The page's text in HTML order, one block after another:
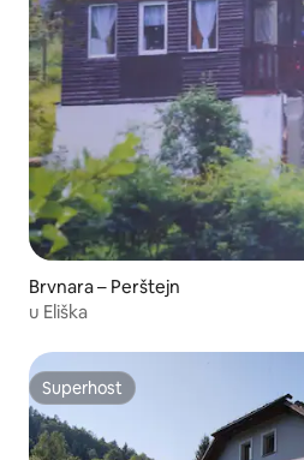
Brvnara – Perštejn
u Eliška
Superhost
Superhost